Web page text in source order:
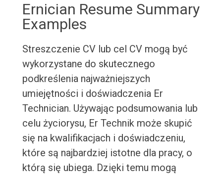
Ernician Resume Summary
Examples
Streszczenie CV lub cel CV mogą być
wykorzystane do skutecznego
podkreślenia najważniejszych
umiejętności i doświadczenia Er
Technician. Używając podsumowania lub
celu życiorysu, Er Technik może skupić
się na kwalifikacjach i doświadczeniu,
które są najbardziej istotne dla pracy, o
którą się ubiega. Dzięki temu mogą